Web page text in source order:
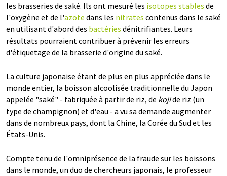
les brasseries de saké. Ils ont mesuré les isotopes stables de
l'oxygène et de l'azote dans les nitrates contenus dans le saké
en utilisant d'abord des bactéries dénitrifiantes. Leurs
résultats pourraient contribuer à prévenir les erreurs
d'étiquetage de la brasserie d'origine du saké.
La culture japonaise étant de plus en plus appréciée dans le
monde entier, la boisson alcoolisée traditionnelle du Japon
appelée "saké" - fabriquée à partir de riz, de kojide riz (un
type de champignon) et d'eau - a vu sa demande augmenter
dans de nombreux pays, dont la Chine, la Corée du Sud et les
États-Unis.
Compte tenu de l'omniprésence de la fraude sur les boissons
dans le monde, un duo de chercheurs japonais, le professeur